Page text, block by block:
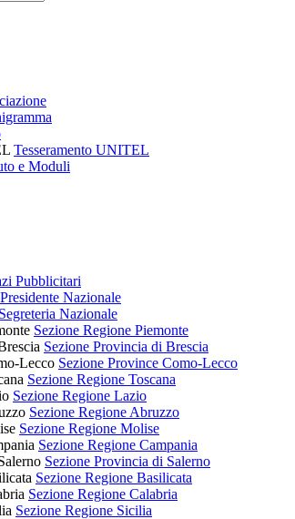
Tesseramento UNITEL
e Moduli
Pubblicitari
Presidente Nazionale
Segreteria Nazionale
Sezione Regione Piemonte
Sezione Provincia di Brescia
Lecco Sezione Province Como-Lecco
Sezione Regione Toscana
Sezione Regione Lazio
Sezione Regione Abruzzo
Sezione Regione Molise
Sezione Regione Campania
Sezione Provincia di Salerno
Sezione Regione Basilicata
Sezione Regione Calabria
Sezione Regione Sicilia